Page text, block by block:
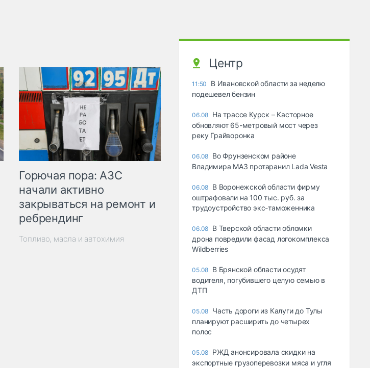
Горючая пора: АЗС
начали активно
закрываться на ремонт и
ребрендинг
Топливо, масла и автохимия
Центр
11:50
В Ивановской области за неделю
подешевел бензин
06.08 На трассе Курск – Касторное
обновляют 65-метровый мост через
реку Грайворонка
06.08 Во Фрунзенском районе
Владимира МАЗ протаранил Lada Vesta
06.08 В Воронежской области фирму
оштрафовали на 100 тыс. руб. за
трудоустройство экс-таможенника
06.08 В Тверской области обломки
дрона повредили фасад логокомплекса
Wildberries
05.08 В Брянской области осудят
водителя, погубившего целую семью в
ДТП
05.08 Часть дороги из Калуги до Тулы
планируют расширить до четырех
полос
05.08 РЖД анонсировала скидки на
экспортные грузоперевозки мяса и угля